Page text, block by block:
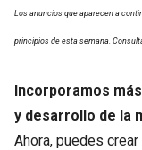
Los anuncios que aparecen a
principios de esta semana.
Incorporamos
y desarrollo de la
Ahora, puedes